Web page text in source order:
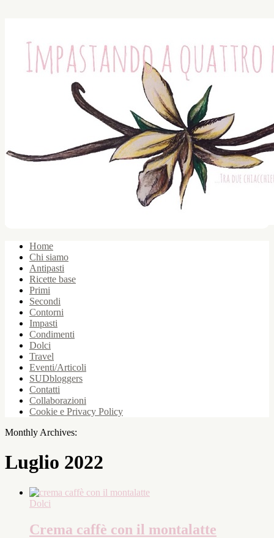
Home
Chi siamo
Antipasti
Ricette base
Primi
Secondi
Contorni
Impasti
Condimenti
Dolci
Travel
Eventi/Articoli
SUDbloggers
Contatti
Collaborazioni
Cookie e Privacy Policy
Monthly Archives:
Luglio 2022
Dolci
Crema caffè con il montalatte